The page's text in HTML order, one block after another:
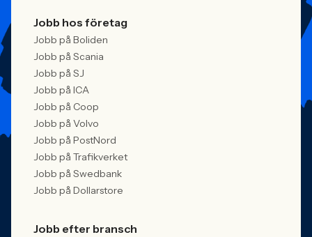
Jobb hos företag
Jobb på Boliden
Jobb på Scania
Jobb på SJ
Jobb på ICA
Jobb på Coop
Jobb på Volvo
Jobb på PostNord
Jobb på Trafikverket
Jobb på Swedbank
Jobb på Dollarstore
Jobb efter bransch